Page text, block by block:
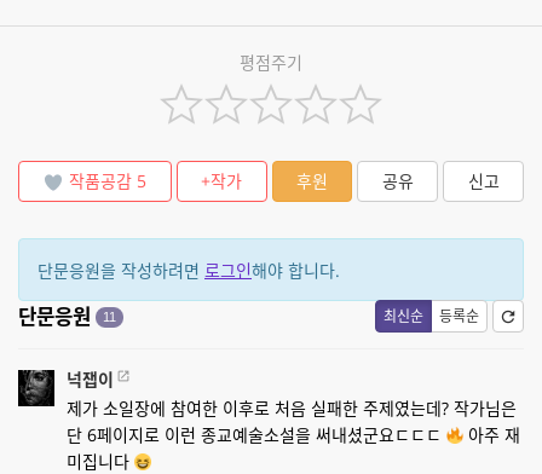
평점주기
작품공감 5 +작가 후원 공유 신고
단문응원을 작성하려면 로그인해야 합니다.
최신순 등록순
단문응원 11
넉잽이
제가 소일장에 참여한 이후로 처음 실패한 주제였는데? 작가님은
단 6페이지로 이런 종교예술소설을 써내셨군요ㄷㄷㄷ
아주 재
미집니다